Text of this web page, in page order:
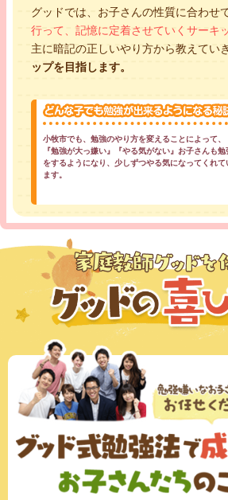
グッドでは、お子さんの性質に合わせて
行って、記憶に定着させていくサーキ
主に暗記の正しいやり方から教えてい
ップを目指します。
小牧市でも、勉強のやり方を変えることによって、
『勉強が大っ嫌い』『やる気がない』お子さんも勉
をするようになり、少しずつやる気になってくれて
ます。